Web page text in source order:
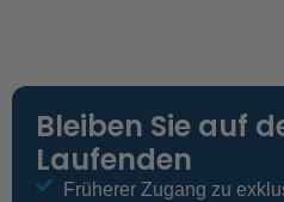
Bleiben Sie auf
Laufenden
Früherer Zugang zu